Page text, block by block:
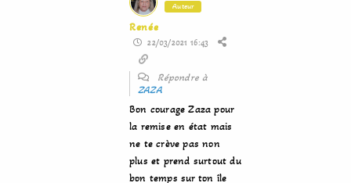
Auteur
Renée
22/03/2021 16:43
Répondre à
ZAZA
Bon courage Zaza pour
la remise en état mais
ne te crève pas non
plus et prend surtout du
bon temps sur ton île